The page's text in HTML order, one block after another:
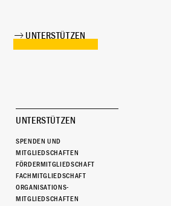
UNTERSTÜTZEN
UNTERSTÜTZEN
SPENDEN UND
MITGLIEDSCHAFTEN
FÖRDERMITGLIEDSCHAFT
FACHMITGLIEDSCHAFT
ORGANISATIONS-
MITGLIEDSCHAFTEN